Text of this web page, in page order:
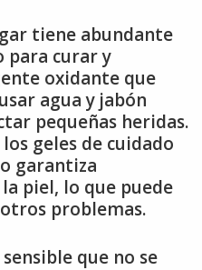
tiene abundante
para curar y
oxidante que
agua y jabón
pequeñas heridas.
geles de cuidado
garantiza
piel, lo que puede
problemas.
que no se